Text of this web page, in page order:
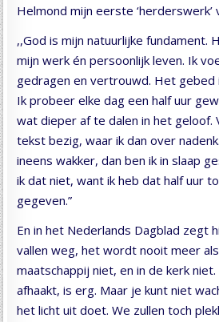
Helmond mijn eerste ‘herderswerk’
,,God is mijn natuurlijke fundament.
mijn werk én persoonlijk leven. Ik
gedragen en vertrouwd. Het gebed
Ik probeer elke dag een half uur
wat dieper af te dalen in het geloof.
tekst bezig, waar ik dan over
ineens wakker, dan ben ik in slaap
ik dat niet, want ik heb dat half uur
gegeven.”
En in het Nederlands Dagblad zegt
vallen weg, het wordt nooit meer
maatschappij niet, en in de kerk niet.
afhaakt, is erg. Maar je kunt niet
het licht uit doet. We zullen toch